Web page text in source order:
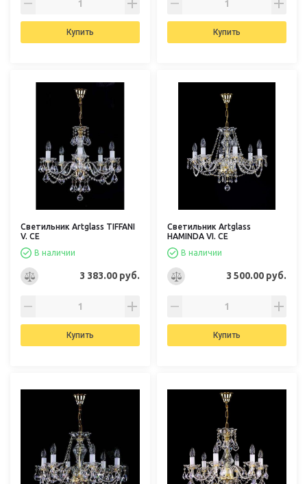
Купить Купить
Светильник Artglass TIFFANI
V. CE
В наличии
3 383.00 руб.
Купить
Светильник Artglass
HAMINDA VI. CE
В наличии
3 500.00 руб.
Купить